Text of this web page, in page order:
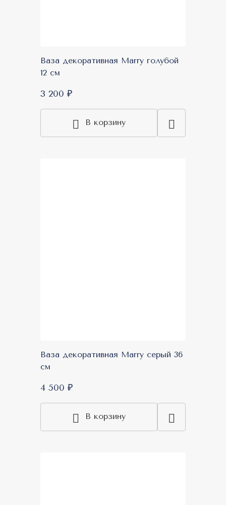
Ваза декоративная Marry голубой
12 см
3 200 ₽
В корзину
Ваза декоративная Marry серый 36
см
4 500 ₽
В корзину